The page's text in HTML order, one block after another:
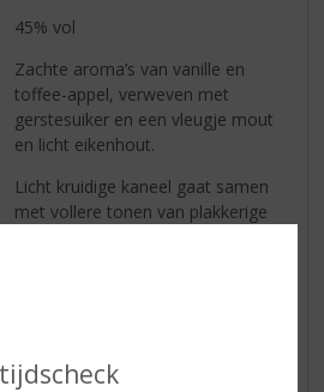
45% vol
Zachte aroma’s van vanille en
toffee-appel, verweven met
gerstesuiker en een vleugje mout
en licht eikenhout.
Licht kruidige kaneel gaat samen
met vollere tonen van plakkerige